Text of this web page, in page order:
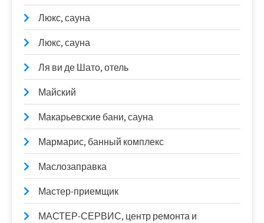
Люкс, сауна
Люкс, сауна
Ля ви де Шато, отель
Майский
Макарьевские бани, сауна
Мармарис, банный комплекс
Маслозаправка
Мастер-приемщик
МАСТЕР-СЕРВИС, центр ремонта и